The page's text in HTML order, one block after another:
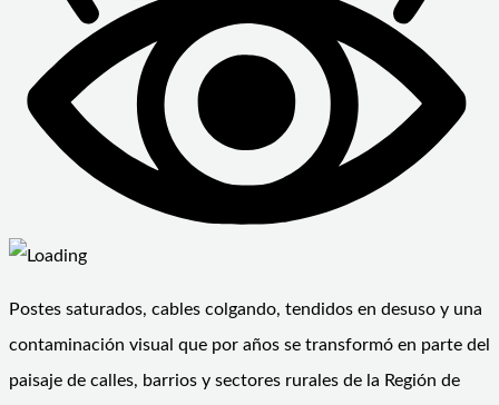
Postes saturados, cables colgando, tendidos en desuso y una
contaminación visual que por años se transformó en parte del
paisaje de calles, barrios y sectores rurales de la Región de